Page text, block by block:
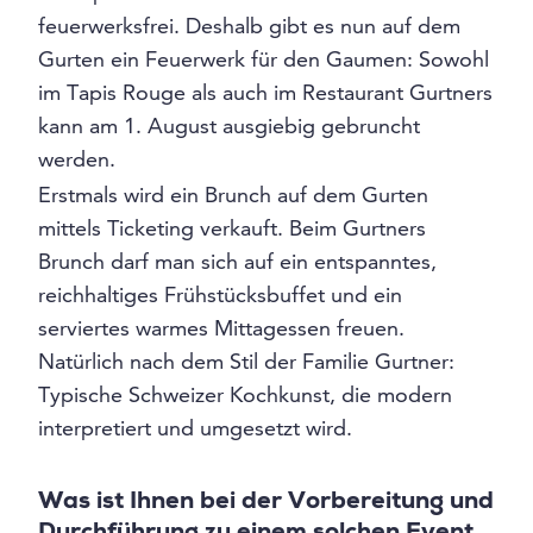
feuerwerksfrei. Deshalb gibt es nun auf dem
Gurten ein Feuerwerk für den Gaumen: Sowohl
im Tapis Rouge als auch im Restaurant Gurtners
kann am 1. August ausgiebig gebruncht
werden.
Erstmals wird ein Brunch auf dem Gurten
mittels Ticketing verkauft. Beim Gurtners
Brunch darf man sich auf ein entspanntes,
reichhaltiges Frühstücksbuffet und ein
serviertes warmes Mittagessen freuen.
Natürlich nach dem Stil der Familie Gurtner:
Typische Schweizer Kochkunst, die modern
interpretiert und umgesetzt wird.
Was ist Ihnen bei der Vorbereitung und